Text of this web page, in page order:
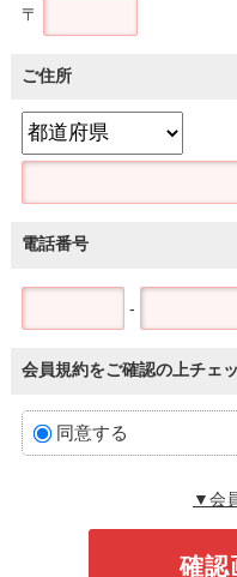
〒
ご住所
電話番号
-
会員規約をご確認の上チェ
同意する
▼会